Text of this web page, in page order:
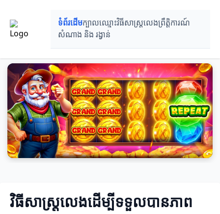
ទំព័រដើមក្បាលឈ្មោះវិធីសាស្រ្តលេងព្រឹត្តិការណ៍
សំណាង និង រង្វាន់
វិធីសាស្រ្តលេងដើម្បីទទួលបានភាព